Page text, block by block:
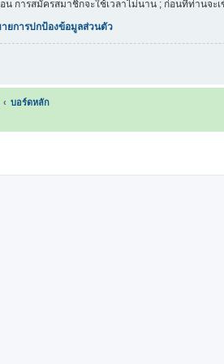
การสมัครสมาชิกจะใช้เวลาไม่นาน ; ก่อนที่ท่านจ
ยการปกป้องข้อมูลส่วนตัว
บอร์ดหลัก